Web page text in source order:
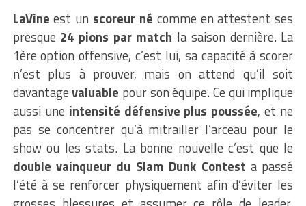
LaVine est un scoreur né comme en attestent ses
presque 24 pions par match la saison dernière. La
1ère option offensive, c’est lui, sa capacité à scorer
n’est plus à prouver, mais on attend qu’il soit
davantagevaluable pour son équipe. Ce qui implique
aussi une intensité défensive plus poussée, et ne
pas se concentrer qu’à mitrailler l’arceau pour le
show ou les stats. La bonne nouvelle c’est que le
double vainqueur du Slam Dunk Contest a passé
l’été à se renforcer physiquement afin d’éviter les